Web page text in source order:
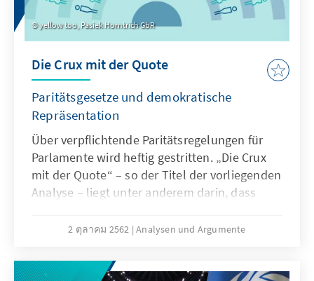
yellow too, Pasiek Horntrich GbR
Die Crux mit der Quote
Paritätsgesetze und demokratische
Repräsentation
Über verpflichtende Paritätsregelungen für
Parlamente wird heftig gestritten. „Die Crux
mit der Quote“ – so der Titel der vorliegenden
Analyse – liegt unter anderem darin, dass
dazu vertreten werden, was das Grundgesetz
legt dar, dass unterschiedliche Vorstellungen
2 ตุลาคม 2562 Analysen und Argumente